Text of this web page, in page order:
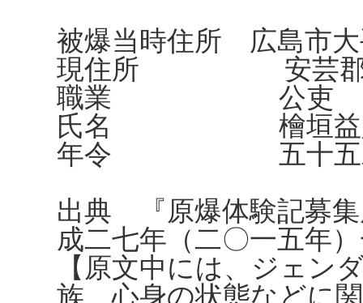
被爆当時住所 広島市大
現住所 安芸郡奥
職業 公吏
氏名 檜垣益
年令 五十五
出典 『原爆体験記募
成二七年（二〇一五年
【原文中には、ジェン
族、心身の状態などに